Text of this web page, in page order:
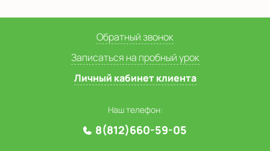
Обратный звонок
Записаться на пробный урок
Личный кабинет клиента
Наш телефон:
8(812)660-59-05